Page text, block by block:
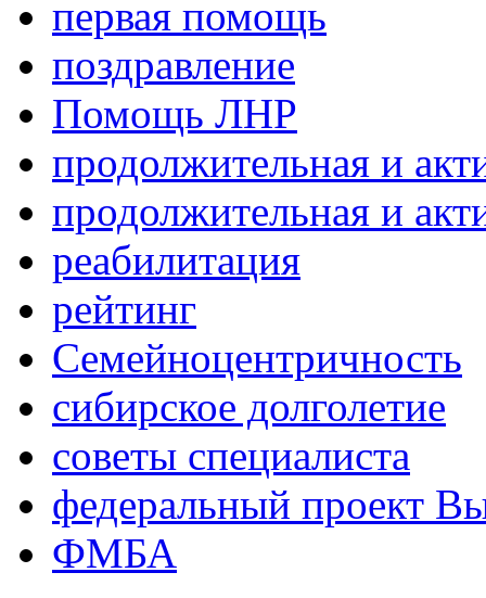
первая помощь
поздравление
Помощь ЛНР
продолжительная и
продолжительная и
реабилитация
рейтинг
Семейноцентричность
сибирское долголетие
советы специалиста
федеральный проект
ФМБА